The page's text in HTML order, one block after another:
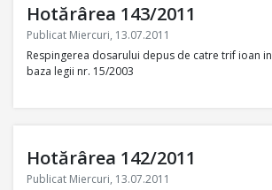
Hotărârea 143/2011
Publicat Miercuri, 13.07.2011
Respingerea dosarului depus de catre trif ioan in
baza legii nr. 15/2003
Hotărârea 142/2011
Publicat Miercuri, 13.07.2011